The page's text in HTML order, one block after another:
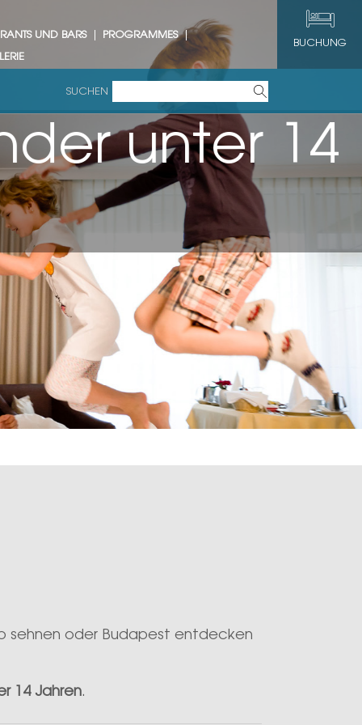
BUCHUNG
UND BARS PROGRAMMES
SUCHEN
14
sehnen oder Budapest entdecken
14 Jahren.